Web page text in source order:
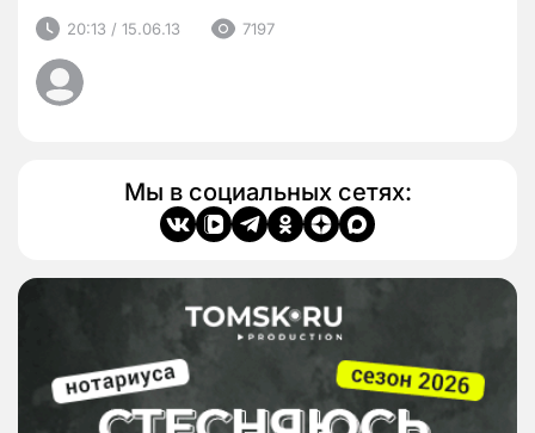
20:13 / 15.06.13 7197
Мы в социальных сетях: